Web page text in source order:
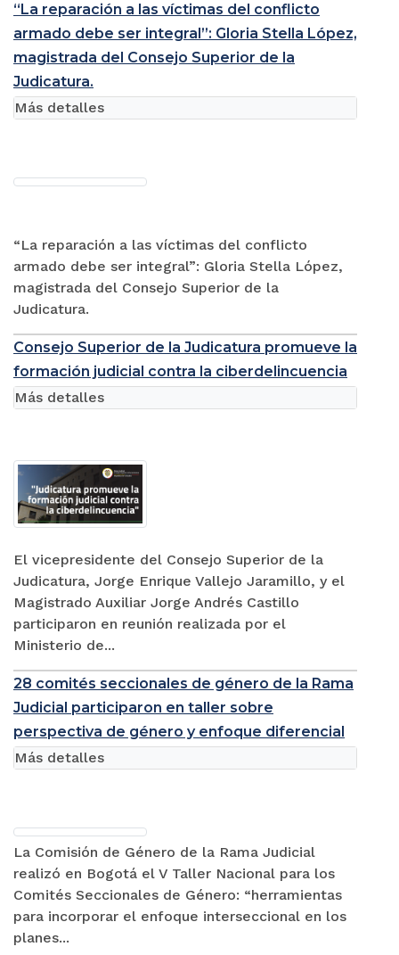
“La reparación a las víctimas del conflicto
armado debe ser integral”: Gloria Stella López,
magistrada del Consejo Superior de la
Judicatura.
“La reparación a las víctimas del conflicto
armado debe ser integral”: Gloria Stella López,
magistrada del Consejo Superior de la
Judicatura.
Más detalles
Consejo Superior de la Judicatura promueve la
formación judicial contra la ciberdelincuencia
El vicepresidente del Consejo Superior de la
Judicatura, Jorge Enrique Vallejo Jaramillo, y el
Magistrado Auxiliar Jorge Andrés Castillo
participaron en reunión realizada por el
Ministerio de...
Más detalles
28 comités seccionales de género de la Rama
Judicial participaron en taller sobre
perspectiva de género y enfoque diferencial
La Comisión de Género de la Rama Judicial
realizó en Bogotá el V Taller Nacional para los
Comités Seccionales de Género: “herramientas
para incorporar el enfoque interseccional en los
planes...
Más detalles